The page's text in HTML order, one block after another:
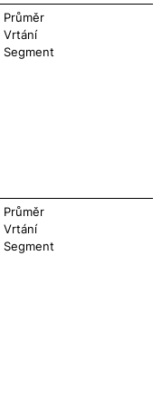
Průměr
Vrtání
Segment
Průměr
Vrtání
Segment